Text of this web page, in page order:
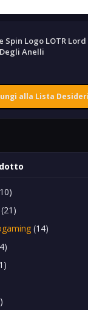
Spin Logo LOTR
Anelli
alla Lista Desideri
(21)
(14)